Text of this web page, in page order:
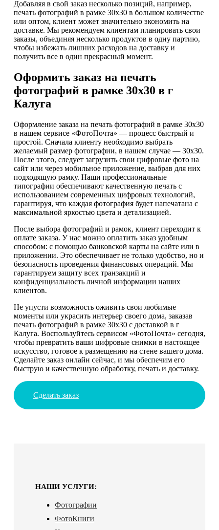
Добавляя в свой заказ несколько позиций, например,
печать фотографий в рамке 30x30 в большом количестве
или оптом, клиент может значительно экономить на
доставке. Мы рекомендуем клиентам планировать свои
заказы, объединяя несколько продуктов в одну партию,
чтобы избежать лишних расходов на доставку и
получить все в один прекрасный момент.
Оформить заказ на печать
фотографий в рамке 30х30 в г
Калуга
Оформление заказа на печать фотографий в рамке 30х30
в нашем сервисе «ФотоПочта» — процесс быстрый и
простой. Сначала клиенту необходимо выбрать
желаемый размер фотографии, в нашем случае — 30х30.
После этого, следует загрузить свои цифровые фото на
сайт или через мобильное приложение, выбрав для них
подходящую рамку. Наши профессиональные
типографии обеспечивают качественную печать с
использованием современных цифровых технологий,
гарантируя, что каждая фотография будет напечатана с
максимальной яркостью цвета и детализацией.
После выбора фотографий и рамок, клиент переходит к
оплате заказа. У нас можно оплатить заказ удобным
способом: с помощью банковской карты на сайте или в
приложении. Это обеспечивает не только удобство, но и
безопасность проведения финансовых операций. Мы
гарантируем защиту всех транзакций и
конфиденциальность личной информации наших
клиентов.
Не упусти возможность оживить свои любимые
моменты или украсить интерьер своего дома, заказав
печать фотографий в рамке 30х30 с доставкой в г
Калуга. Воспользуйтесь сервисом «ФотоПочта» сегодня,
чтобы превратить ваши цифровые снимки в настоящее
искусство, готовое к размещению на стене вашего дома.
Сделайте заказ онлайн сейчас, и мы обеспечим его
быструю и качественную обработку, печать и доставку.
Сделать заказ
НАШИ УСЛУГИ:
Фотографии
ФотоКниги